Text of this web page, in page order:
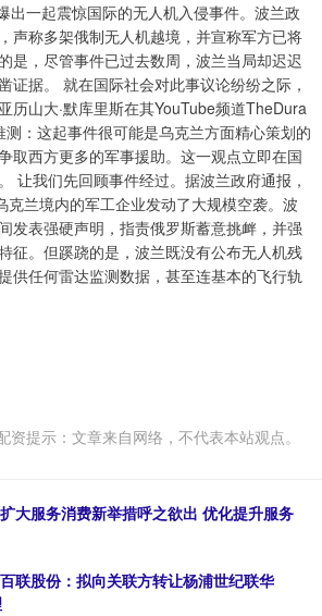
出一起震惊国际的无人机入侵事件。波兰政
声称多架俄制无人机越境，并宣称军方已将
是，尽管事件已过去数周，波兰当局却迟迟
证据。 就在国际社会对此事议论纷纷之际，
历山大·默库里斯在其YouTube频道TheDura
：这起事件很可能是乌克兰方面精心策划的
取西方更多的军事援助。这一观点立即在国
让我们先回顾事件经过。据波兰政府通报，
克兰境内的军工企业发动了大规模空袭。波
发表强硬声明，指责俄罗斯蓄意挑衅，并强
征。但蹊跷的是，波兰既没有公布无人机残
供任何雷达监测数据，甚至连基本的飞行轨
资提示：文章来自网络，不代表本站观点。
大服务消费新举措呼之欲出 优化提升服务
联股份：拟向关联方转让杨浦世纪联华